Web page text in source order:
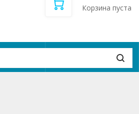
Корзина пуста